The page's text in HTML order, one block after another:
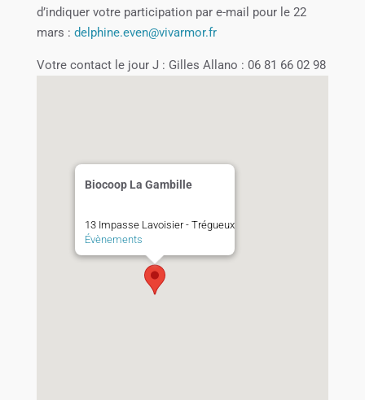
d’indiquer votre participation par e-mail pour le 22
mars : delphine.even@vivarmor.fr
Votre contact le jour J : Gilles Allano : 06 81 66 02 98
Biocoop La Gambille
13 Impasse Lavoisier - Trégueux
Évènements